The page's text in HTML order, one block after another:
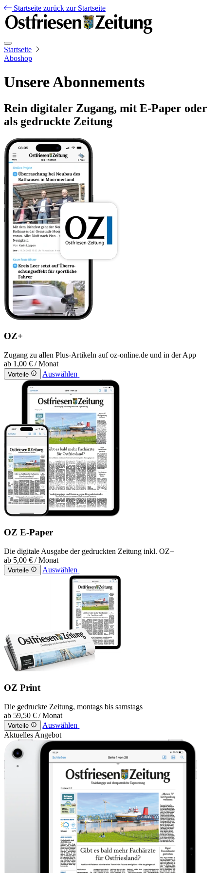
Startseite zurück zur Startseite
Startseite
Aboshop
Unsere Abonnements
Rein digitaler Zugang, mit E-Paper oder
als gedruckte Zeitung
OZ+
Zugang zu allen Plus-Artikeln auf oz-online.de und in der App
ab 1,00 € / Monat
Vorteile Auswählen
OZ E-Paper
Die digitale Ausgabe der gedruckten Zeitung inkl. OZ+
ab 5,00 € / Monat
Vorteile Auswählen
OZ Print
Die gedruckte Zeitung, montags bis samstags
ab 59,50 € / Monat
Vorteile
Auswählen
Aktuelles Angebot